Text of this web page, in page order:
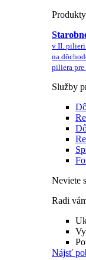
Produkty
v II. pilieri
na
piliera
Služby
Neviete
Radi
Nájsť